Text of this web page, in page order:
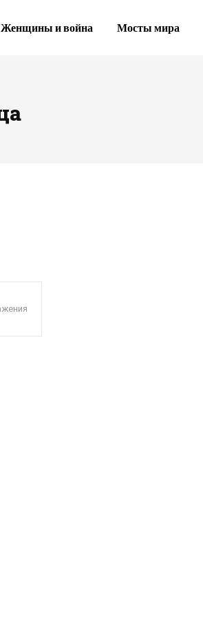
Женщины и война Мосты мира